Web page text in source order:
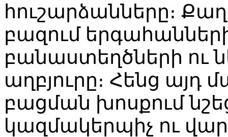
հուշարձանները։
բազում
բանաստեղծների ու
աղբյուրը։ Հենց այդ
բացման խոսքում
կազմակերպիչ ու